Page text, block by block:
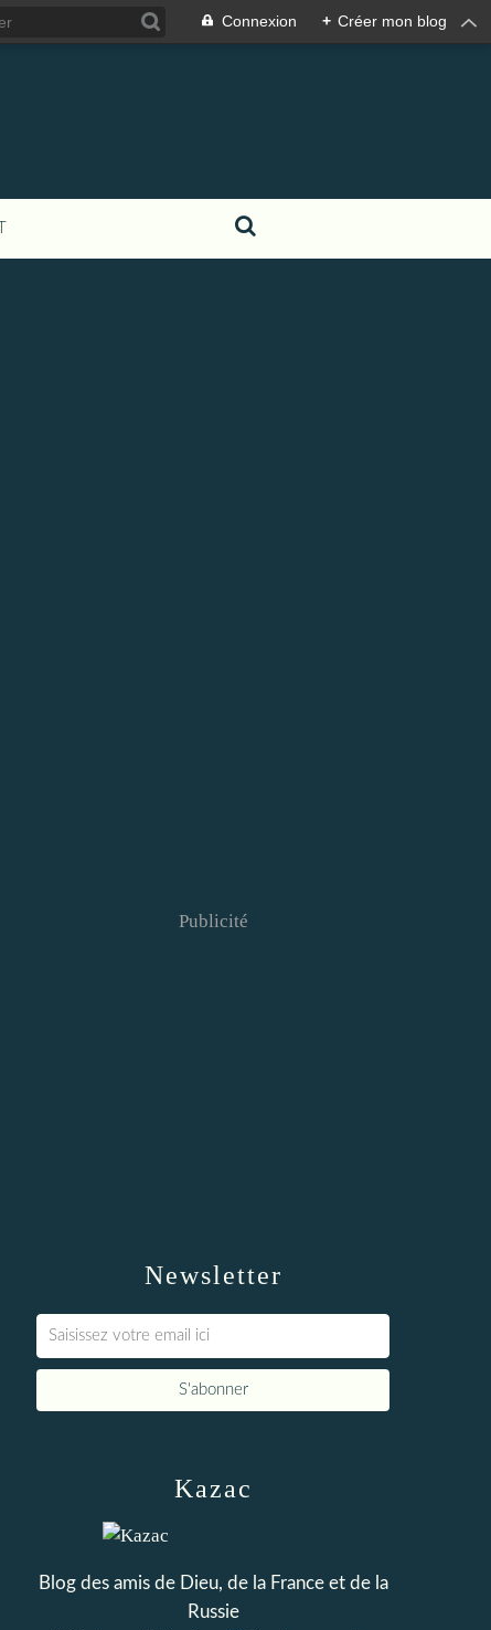
Connexion + Créer mon blog
Newsletter
Publicité
Kazac
Blog des amis de Dieu, de la France et de la
Russie